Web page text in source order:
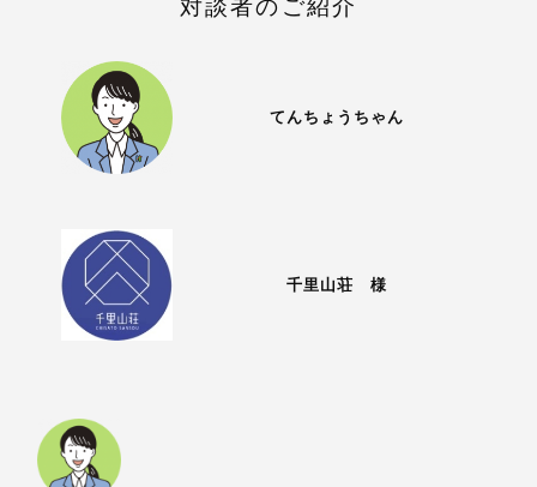
対談者のご紹介
てんちょうちゃん
千里山荘 様